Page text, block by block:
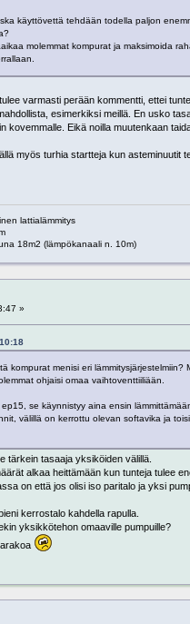
käyttövettä tehdään todella paljon
molemmat kompurat ja maksimoida
varmasti perään kommentti, ettei
esimerkiksi meillä. En usko
kovemmalle. Eikä noilla muutenkaan
myös turhia startteja kun asteminuutit
lattialämmitys
18m2 (lämpökanaali n. 10m)
»
kompurat menisi eri
ohjaisi omaa vaihtoventtiiliään.
se käynnistyy aina ensin
välillä on kerrottu olevan softavika ja
tärkein tasaaja yksiköiden välillä.
alkaa heittämään kun tunteja tulee
on että jos olisi iso paritalo ja yksi
kerrostalo kahdella rapulla.
yksikkötehon omaaville pumpuille?